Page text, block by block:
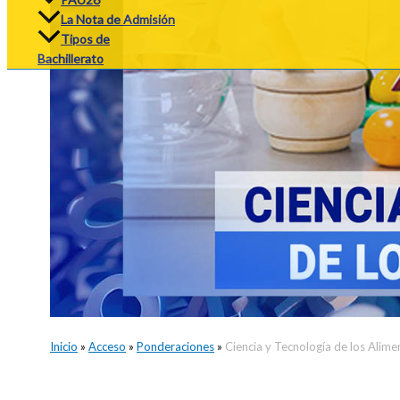
La Nota de Admisión
Tipos de
Bachillerato
Inicio » Acceso » Ponderaciones » Ciencia y Tecnología de los